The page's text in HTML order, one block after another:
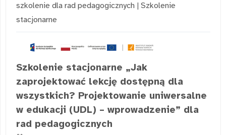
szkolenie dla rad pedagogicznych | Szkolenie
stacjonarne
Szkolenie stacjonarne „Jak
zaprojektować lekcję dostępną dla
wszystkich? Projektowanie uniwersalne
w edukacji (UDL) – wprowadzenie” dla
rad pedagogicznych